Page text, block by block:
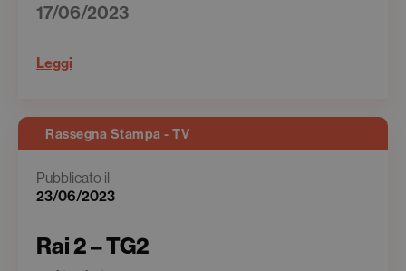
17/06/2023
Leggi
Rassegna Stampa - TV
Pubblicato il
23/06/2023
Rai 2 – TG2